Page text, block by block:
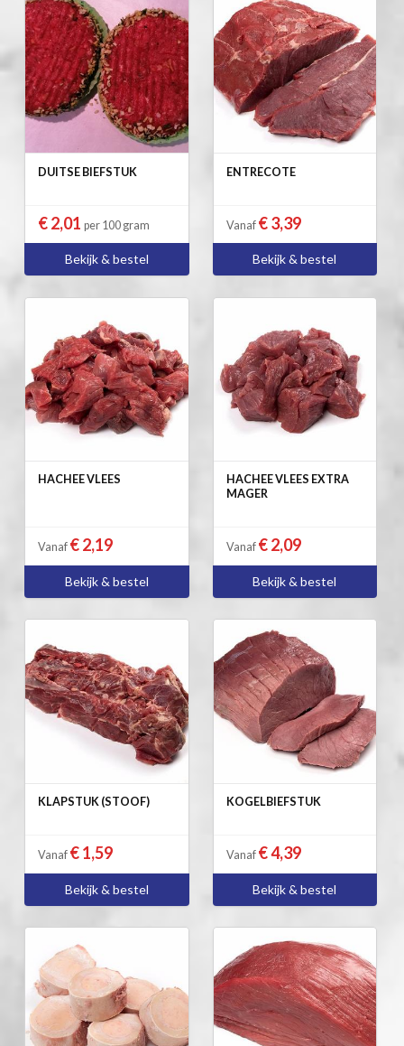
DUITSE BIEFSTUK
€ 2,01 per 100 gram
Bekijk & bestel
ENTRECOTE
Vanaf € 3,39
Bekijk & bestel
HACHEE VLEES
Vanaf € 2,19
Bekijk & bestel
HACHEE VLEES EXTRA
MAGER
Vanaf € 2,09
Bekijk & bestel
KLAPSTUK (STOOF)
Vanaf € 1,59
Bekijk & bestel
KOGELBIEFSTUK
Vanaf € 4,39
Bekijk & bestel